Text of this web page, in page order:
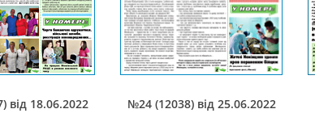
від 18.06.2022 №24 (12038) від 25.06.2022